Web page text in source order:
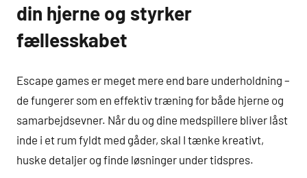
din hjerne og styrker
fællesskabet
Escape games er meget mere end bare underholdning –
de fungerer som en effektiv træning for både hjerne og
samarbejdsevner. Når du og dine medspillere bliver låst
inde i et rum fyldt med gåder, skal I tænke kreativt,
huske detaljer og finde løsninger under tidspres.